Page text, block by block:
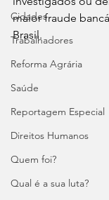
Cidades
Trabalhadores
Reforma Agrária
Saúde
Reportagem Especial
Direitos Humanos
Quem foi?
Qual é a sua luta?
maior fraude
Brasil.